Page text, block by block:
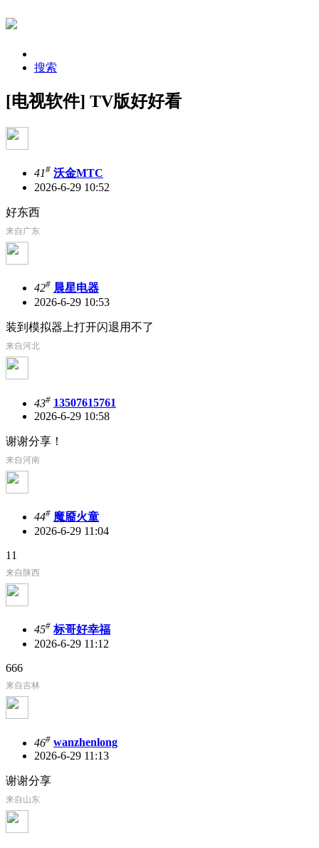
搜索
[电视软件] TV版好好看
41# 沃金MTC
2026-6-29 10:52
好东西
来自广东
42# 晨星电器
2026-6-29 10:53
装到模拟器上打开闪退用不了
来自河北
43# 13507615761
2026-6-29 10:58
谢谢分享！
来自河南
44# 魔靥火童
2026-6-29 11:04
11
来自陕西
45# 标哥好幸福
2026-6-29 11:12
666
来自吉林
46# wanzhenlong
2026-6-29 11:13
谢谢分享
来自山东